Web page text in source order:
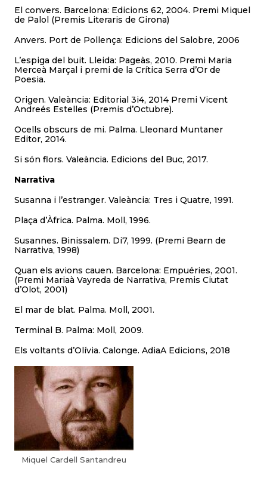
El convers. Barcelona: Edicions 62, 2004. Premi Miquel
de Palol (Premis Literaris de Girona)
Anvers. Port de Pollença: Edicions del Salobre, 2006
L’espiga del buit. Lleida: Pageàs, 2010. Premi Maria
Merceà Marçal i premi de la Crítica Serra d’Or de
Poesia.
Origen. Valeància: Editorial 3i4, 2014 Premi Vicent
Andreés Estelles (Premis d’Octubre).
Ocells obscurs de mi. Palma. Lleonard Muntaner
Editor, 2014.
Si són flors. Valeància. Edicions del Buc, 2017.
Narrativa
Susanna i l’estranger. Valeància: Tres i Quatre, 1991.
Plaça d’Àfrica. Palma. Moll, 1996.
Susannes. Binissalem. Di7, 1999. (Premi Bearn de
Narrativa, 1998)
Quan els avions cauen. Barcelona: Empuéries, 2001.
(Premi Mariaà Vayreda de Narrativa, Premis Ciutat
d’Olot, 2001)
El mar de blat. Palma. Moll, 2001.
Terminal B. Palma: Moll, 2009.
Els voltants d’Olívia. Calonge. AdiaA Edicions, 2018
Miquel Cardell Santandreu